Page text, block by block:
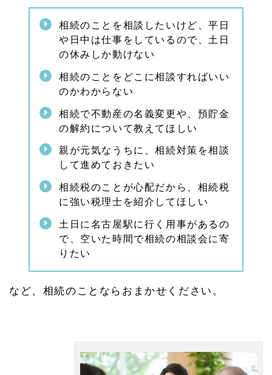
の手
続き
のご
4
相続
安・
相続
名古
談所
へ
相続のことを相談したいけど、平日
や日中は仕事をしているので、土日
の休みしか動けない
相続のことをどこに相談すればいい
のかわからない
相続で不動産の名義変更や、預貯金
の解約について教えてほしい
親が元気なうちに、相続対策を相談
して進めておきたい
相続税のことが心配だから、相続税
に強い税理士を紹介してほしい
土日に名古屋駅に行く用事があるの
で、空いた時間で相続の相談会に寄
りたい
など、相続のことならおまかせください。